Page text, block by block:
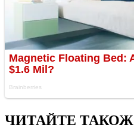
ЧИТАЙТЕ ТАКОЖ